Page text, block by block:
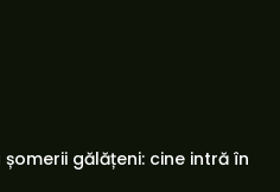
șomerii gălățeni: cine intră în